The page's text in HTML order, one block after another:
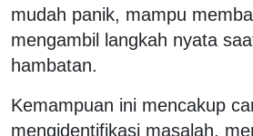
mudah panik, mampu
mengambil langkah nyata
hambatan.
Kemampuan ini mencakup
mengidentifikasi masalah,